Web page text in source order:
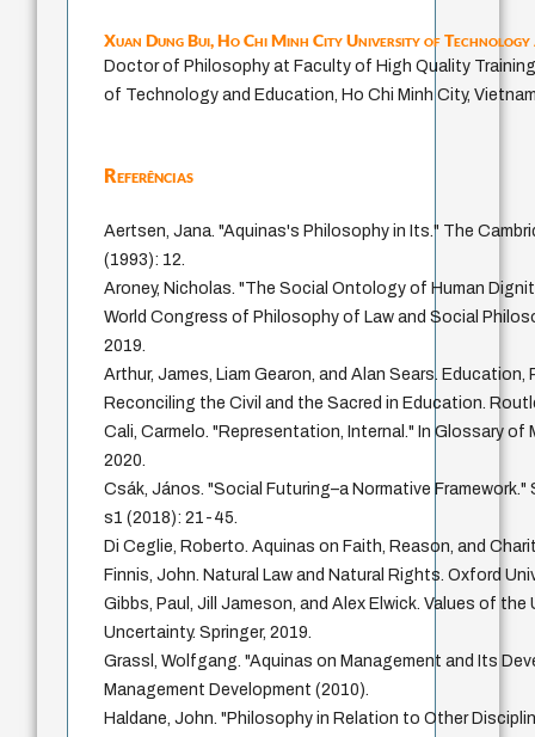
Xuan Dung Bui,Ho Chi Minh City University of Technology
Doctor of Philosophy at Faculty of High Quality
of Technology and Education, Ho Chi Minh City,
Referências
Aertsen, Jana. "Aquinas's Philosophy in Its." The
(1993): 12.
Aroney, Nicholas. "The Social Ontology of Human
World Congress of Philosophy of Law and Social
2019.
Arthur, James, Liam Gearon, and Alan Sears.
Reconciling the Civil and the Sacred in Education.
Cali, Carmelo. "Representation, Internal." In Glossary of
2020.
Csák, János. "Social Futuring–a Normative
s1 (2018): 21-45.
Di Ceglie, Roberto. Aquinas on Faith, Reason, and
Finnis, John. Natural Law and Natural Rights. Oxford
Gibbs, Paul, Jill Jameson, and Alex Elwick. Values of
Uncertainty. Springer, 2019.
Grassl, Wolfgang. "Aquinas on Management and Its
Management Development (2010).
Haldane, John. "Philosophy in Relation to Other